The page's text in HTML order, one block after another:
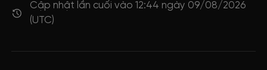
Cập nhật lần cuối vào 12:44 ngày 09/08/2026
(UTC)